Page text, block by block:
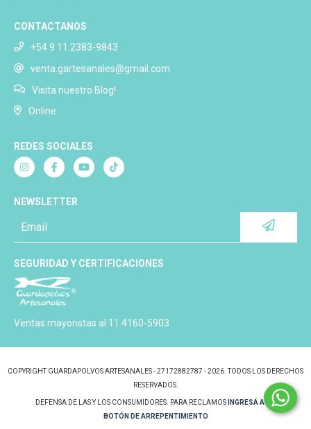
CONTACTANOS
+54 9 11 2383-9843
venta.gartesanales@gmail.com
Visita nuestro Blog!
Online
REDES SOCIALES
NEWSLETTER
SEGURIDAD Y CERTIFICACIONES
Ventas mayoristas al 11 4160-5903
COPYRIGHT GUARDAPOLVOS ARTESANALES - 27172882787 - 2026. TODOS LOS DERECHOS
RESERVADOS.
DEFENSA DE LAS Y LOS CONSUMIDORES. PARA RECLAMOS
INGRESÁ ACÁ.
BOTÓN DE ARREPENTIMIENTO